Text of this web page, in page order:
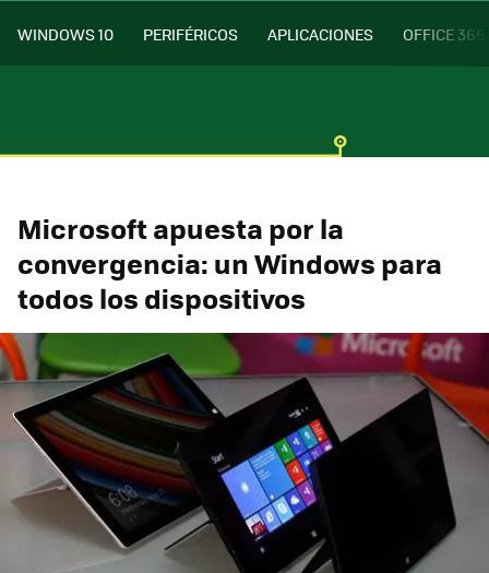
WINDOWS 10 PERIFÉRICOS APLICACIONES OFFICE 365
Microsoft apuesta por la
convergencia: un Windows para
todos los dispositivos